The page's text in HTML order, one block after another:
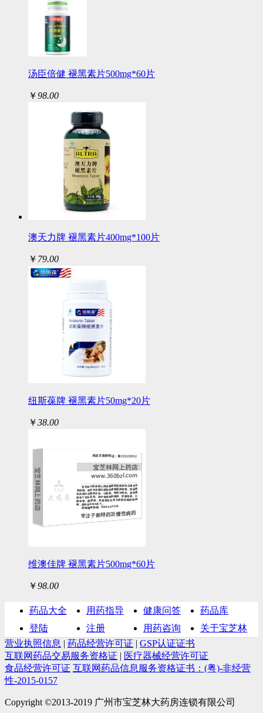
汤臣倍健 褪黑素片500mg*60片
￥98.00
澳天力牌 褪黑素片400mg*100片
￥ 79.00
纽斯葆牌 褪黑素片50mg*20片
￥38.00
维澳佳牌 褪黑素片500mg*60片
￥98.00
药品大全 用药指导 健康问答
药品库
登陆
注册 用药咨询
关于宝芝林
营业执照信息 | 药品经营许可证 | GSP认证证书
互联网药品交易服务资格证 | 医疗器械经营许可证
食品经营许可证 互联网药品信息服务资格证书：(粤)-非经营
性-2015-0157
Copyright ©2013-2019 广州市宝芝林大药房连锁有限公司